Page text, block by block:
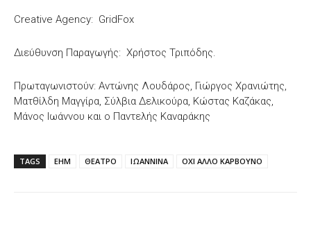
Creative Agency: GridFox
Διεύθυνση Παραγωγής: Χρήστος Τριπόδης.
Πρωταγωνιστούν: Αντώνης Λουδάρος, Γιώργος Χρανιώτης,
Ματθίλδη Μαγγίρα, Σύλβια Δελικούρα, Κώστας Καζάκας,
Μάνος Ιωάννου και ο Παντελής Καναράκης
TAGS ΕΗΜ ΘΕΑΤΡΟ ΙΩΑΝΝΙΝΑ ΟΧΙ ΑΛΛΟ ΚΑΡΒΟΥΝΟ